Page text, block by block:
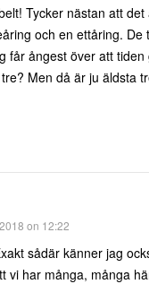
Tycker nästan att
och en ettåring.
får ångest över att
Men då är ju äldsta
on 12:22
sådär känner jag
vi har många, många